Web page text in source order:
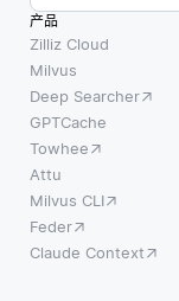
产品
Zilliz Cloud
Milvus
Deep Searcher
GPTCache
Towhee
Attu
Milvus CLI
Feder
Claude Context